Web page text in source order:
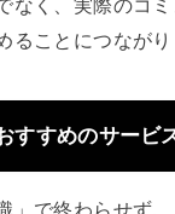
なく、実際のコ
ることにつながり
すすめのサービ